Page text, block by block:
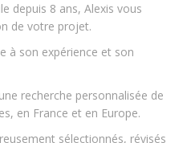
depuis 8 ans, Alexis vous
de votre projet.
à son expérience et son
recherche personnalisée de
en France et en Europe.
sélectionnés, révisés